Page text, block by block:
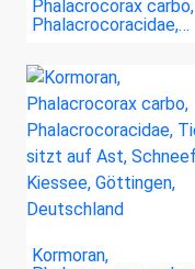
Phalacrocorax carbo,
Phalacrocoracidae,…
Kormoran,